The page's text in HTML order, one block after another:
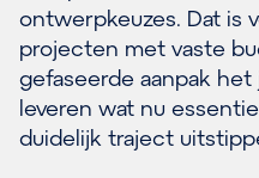
ontwerpkeuzes. Dat is
projecten met vaste
gefaseerde aanpak
leveren wat nu
duidelijk traject